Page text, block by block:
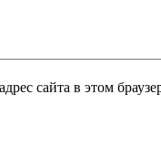
сайта в этом